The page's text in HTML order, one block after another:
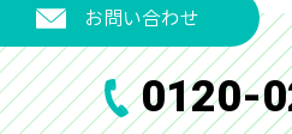
お問い合わせ
0120-